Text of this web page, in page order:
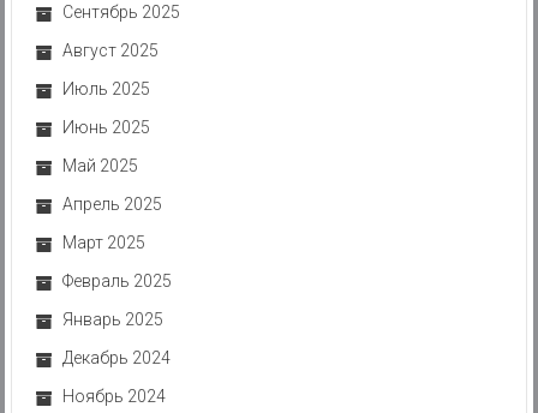
Сентябрь 2025
Август 2025
Июль 2025
Июнь 2025
Май 2025
Апрель 2025
Март 2025
Февраль 2025
Январь 2025
Декабрь 2024
Ноябрь 2024